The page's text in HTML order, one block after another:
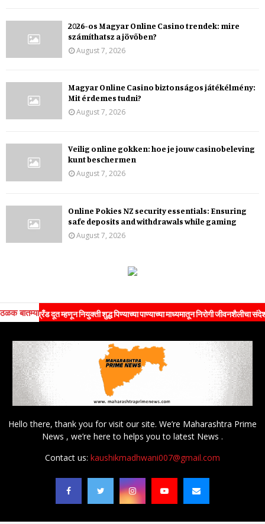
2026-os Magyar Online Casino trendek: mire
számíthatsz a jövőben?
August 7, 2026
Magyar Online Casino biztonságos játékélmény:
Mit érdemes tudni?
August 7, 2026
Veilig online gokken: hoe je jouw casinobeleving
kunt beschermen
August 7, 2026
Online Pokies NZ security essentials: Ensuring
safe deposits and withdrawals while gaming
August 7, 2026
ठळक बातम्या
दूत म्हणून नियुक्ती शुद्ध पिण्याच्या पाण्याच्या माध्यमातून निरोगी जीवनशैलीचा संदेश जनतेपर्यंत
Hello there, thank you for visit our site. We’re Maharashtra Prime
News , we’re here to helps you to latest News .
Contact us: kaushikmadhwani007@gmail.com